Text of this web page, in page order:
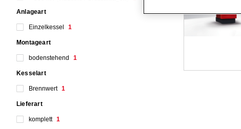
Anlageart
Einzelkessel 1
Montageart
bodenstehend 1
Kesselart
Brennwert 1
Lieferart
komplett 1